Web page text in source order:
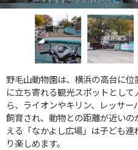
野毛山動物園は、横浜の高台に
に立ち寄れる観光スポットとし
ら、ライオンやキリン、レッサ
飼育され、動物との距離が近い
える「なかよし広場」は子ども
り楽しめます。